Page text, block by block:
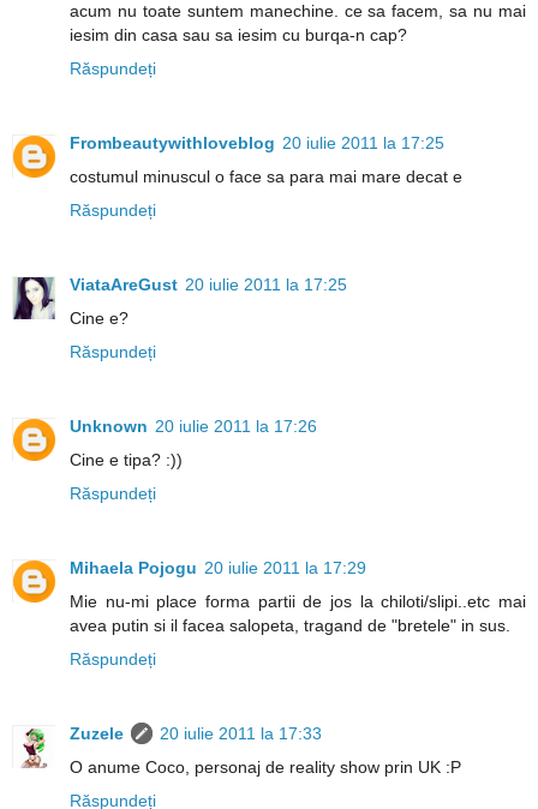
acum nu toate suntem manechine. ce sa facem, sa nu mai
iesim din casa sau sa iesim cu burqa-n cap?
Răspundeți
Frombeautywithloveblog 20 iulie 2011 la 17:25
costumul minuscul o face sa para mai mare decat e
Răspundeți
ViataAreGust 20 iulie 2011 la 17:25
Cine e?
Răspundeți
Unknown 20 iulie 2011 la 17:26
Cine e tipa? :))
Răspundeți
Mihaela Pojogu 20 iulie 2011 la 17:29
Mie nu-mi place forma partii de jos la chiloti/slipi..etc mai
avea putin si il facea salopeta, tragand de "bretele" in sus.
Răspundeți
Zuzele
20 iulie 2011 la 17:33
O anume Coco, personaj de reality show prin UK :P
Răspundeți